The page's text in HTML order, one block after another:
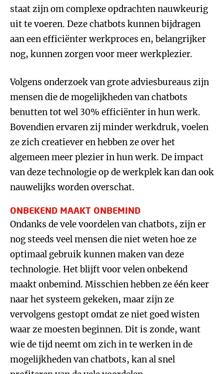
staat zijn om complexe opdrachten nauwkeurig
uit te voeren. Deze chatbots kunnen bijdragen
aan een efficiënter werkproces en, belangrijker
nog, kunnen zorgen voor meer werkplezier.
Volgens onderzoek van grote adviesbureaus zijn
mensen die de mogelijkheden van chatbots
benutten tot wel 30% efficiënter in hun werk.
Bovendien ervaren zij minder werkdruk, voelen
ze zich creatiever en hebben ze over het
algemeen meer plezier in hun werk. De impact
van deze technologie op de werkplek kan dan ook
nauwelijks worden overschat.
ONBEKEND MAAKT ONBEMIND
Ondanks de vele voordelen van chatbots, zijn er
nog steeds veel mensen die niet weten hoe ze
optimaal gebruik kunnen maken van deze
technologie. Het blijft voor velen onbekend
maakt onbemind. Misschien hebben ze één keer
naar het systeem gekeken, maar zijn ze
vervolgens gestopt omdat ze niet goed wisten
waar ze moesten beginnen. Dit is zonde, want
wie de tijd neemt om zich in te werken in de
mogelijkheden van chatbots, kan al snel